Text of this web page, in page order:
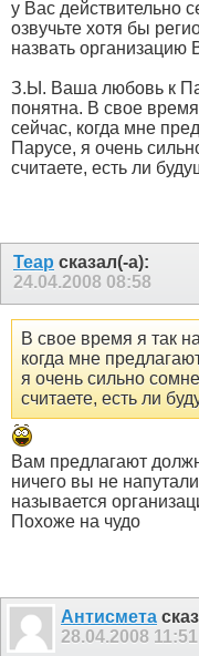
у Вас действительно
озвучьте хотя бы
назвать организацию
З.Ы. Ваша любовь к
понятна. В свое
сейчас, когда мне
Парусе, я очень
считаете, есть ли
Teap сказал(-а):
24.04.2008 08:58
В свое время я так
когда мне
я очень сильно
считаете, есть ли
Вам предлагают
ничего вы не
называется
Похоже на чудо
Антисмета
28.04.2008 11:51